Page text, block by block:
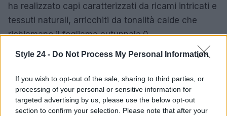
Style 24 - Do Not Process My Personal Information
If you wish to opt-out of the sale, sharing to third parties, or
processing of your personal or sensitive information for
targeted advertising by us, please use the below opt-out
section to confirm your selection. Please note that after your
ha realizzato capi caratterizzati da ricami intricati e
tessuti naturali, arricchiti da tonalità calde che
richiamano il fogliame autunnale.0
Inspirazione di stile off-duty di Margot
Robbie
Una delle collaborazioni più interessanti di questa
stagione proviene daSézaneeBaziszt, che